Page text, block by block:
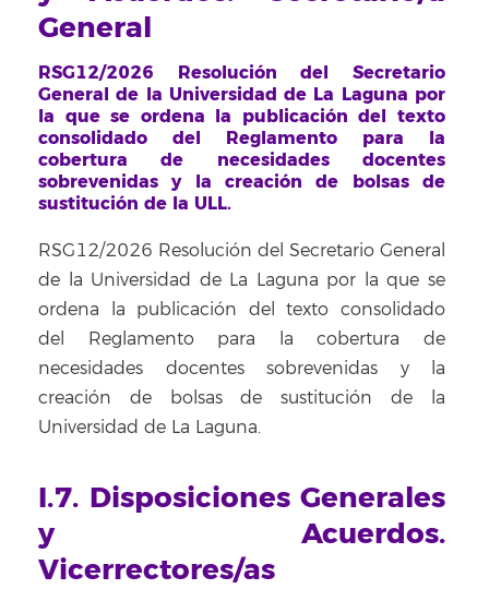
General
RSG12/2026 Resolución del Secretario
General de la Universidad de La Laguna por
la que se ordena la publicación del texto
consolidado del Reglamento para la
cobertura de necesidades docentes
sobrevenidas y la creación de bolsas de
sustitución de la ULL.
RSG12/2026 Resolución del Secretario General
de la Universidad de La Laguna por la que se
ordena la publicación del texto consolidado
del Reglamento para la cobertura de
necesidades docentes sobrevenidas y la
creación de bolsas de sustitución de la
Universidad de La Laguna.
I.7. Disposiciones Generales
y Acuerdos.
Vicerrectores/as